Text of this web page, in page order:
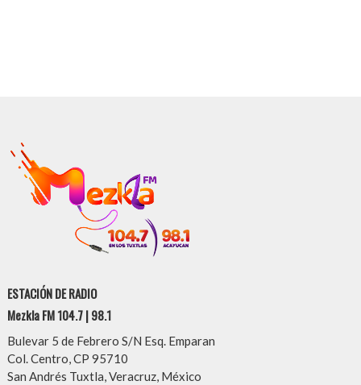
ESTACIÓN DE RADIO
Mezkla FM 104.7 | 98.1
Bulevar 5 de Febrero S/N Esq. Emparan
Col. Centro, CP 95710
San Andrés Tuxtla, Veracruz, México